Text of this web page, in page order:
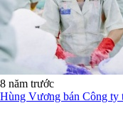
8 năm trước
Hùng Vương bán Công ty